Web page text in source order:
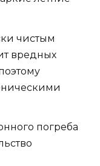
чистым
вредных
погреба